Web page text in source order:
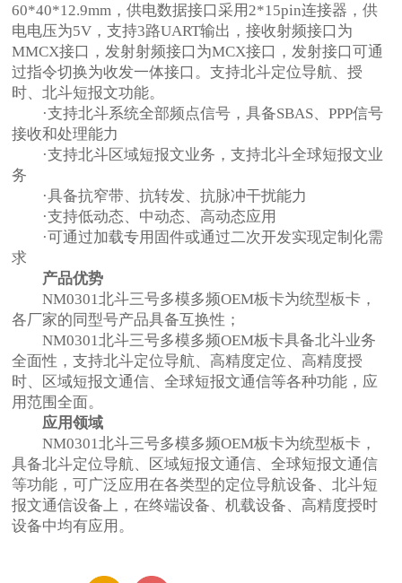
60*40*12.9mm，供电数据接口采用2*15pin连接器，供
电电压为5V，支持3路UART输出，接收射频接口为
MMCX接口，发射射频接口为MCX接口，发射接口可通
过指令切换为收发一体接口。支持北斗定位导航、授
时、北斗短报文功能。
·支持北斗系统全部频点信号，具备SBAS、PPP信号
接收和处理能力
·支持北斗区域短报文业务，支持北斗全球短报文业
务
·具备抗窄带、抗转发、抗脉冲干扰能力
·支持低动态、中动态、高动态应用
·可通过加载专用固件或通过二次开发实现定制化需
求
产品优势
NM0301北斗三号多模多频OEM板卡为统型板卡，
各厂家的同型号产品具备互换性；
NM0301北斗三号多模多频OEM板卡具备北斗业务
全面性，支持北斗定位导航、高精度定位、高精度授
时、区域短报文通信、全球短报文通信等各种功能，应
用范围全面。
应用领域
NM0301北斗三号多模多频OEM板卡为统型板卡，
具备北斗定位导航、区域短报文通信、全球短报文通信
等功能，可广泛应用在各类型的定位导航设备、北斗短
报文通信设备上，在终端设备、机载设备、高精度授时
设备中均有应用。